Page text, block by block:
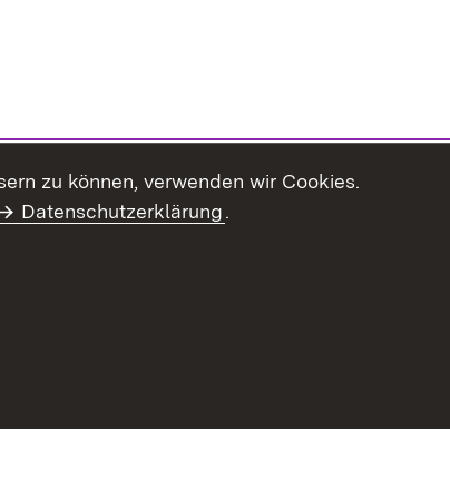
zu können, verwenden wir Cookies.
Datenschutzerklärung.